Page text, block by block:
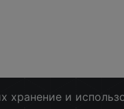
хранение и